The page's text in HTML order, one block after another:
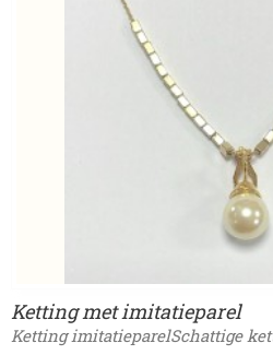
Ketting met imitatieparel
Ketting imitatieparelSchattige